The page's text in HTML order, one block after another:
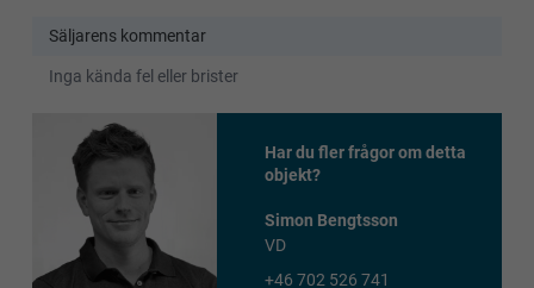
Säljarens kommentar
Inga kända fel eller brister
Har du fler frågor om detta
objekt?
Simon Bengtsson
VD
+46 702 526 741